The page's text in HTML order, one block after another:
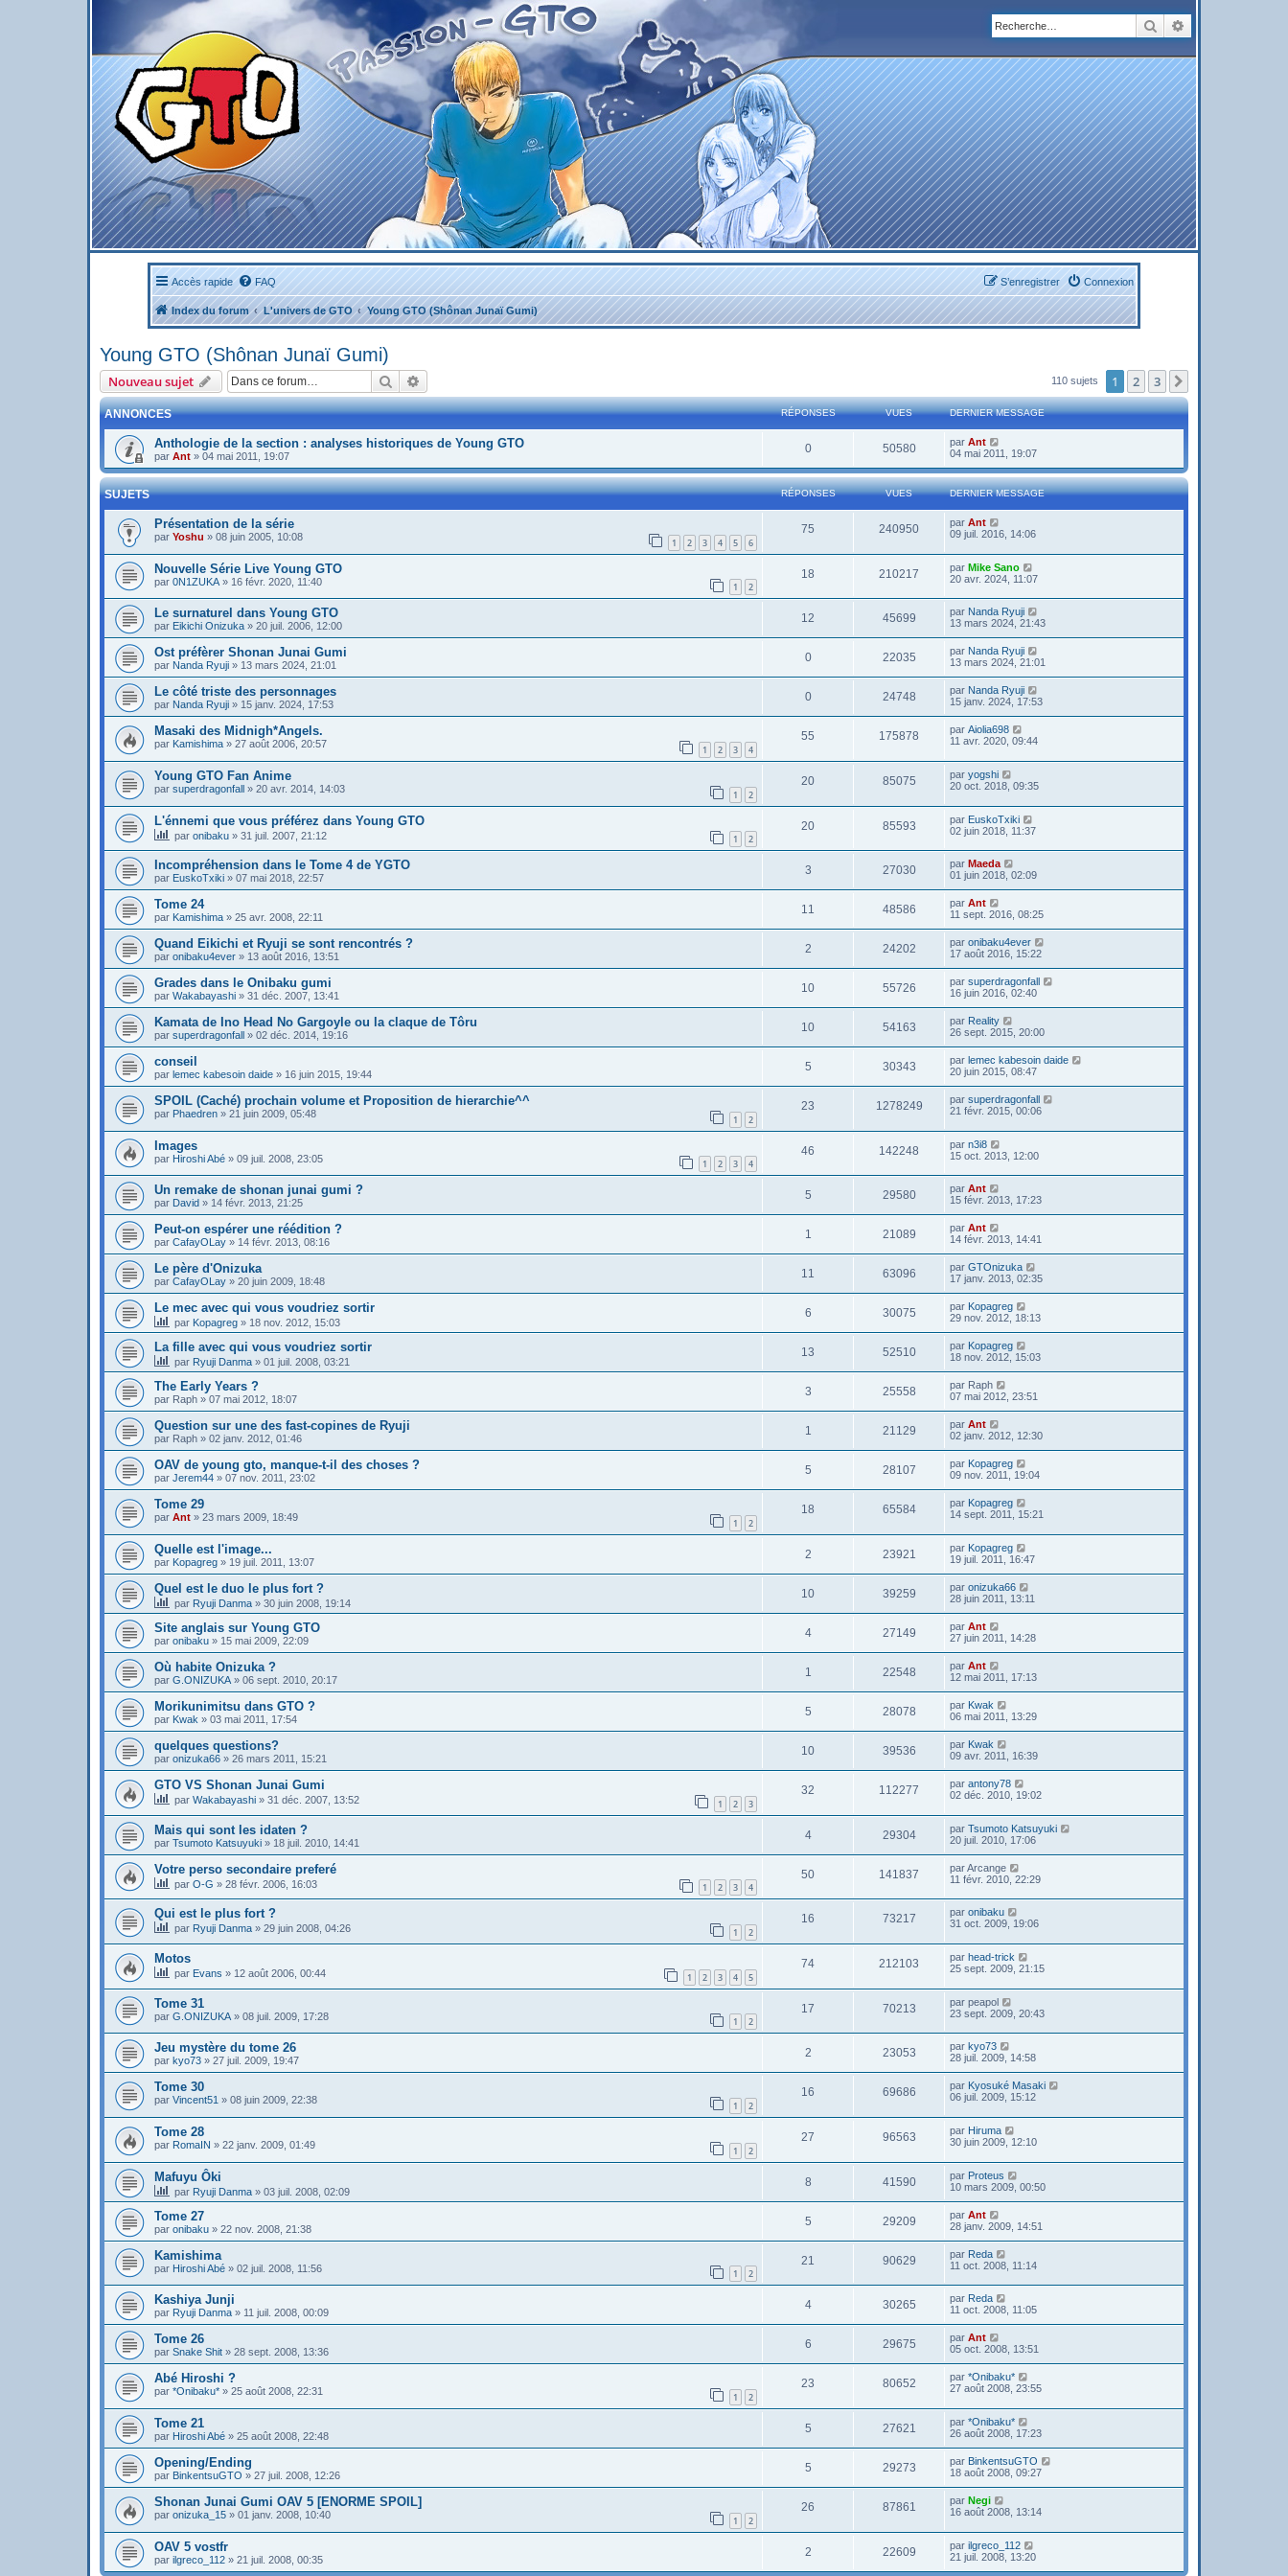
Rechercher
Accès rapide FAQ Connexion
S’enregistrer
Index du forum L'univers de GTO Young GTO (Shônan Junaï Gumi)
Young GTO (Shônan Junaï Gumi)
Nouveau sujet Rechercher 110 sujets 1 2 3
ANNONCES RÉPONSES VUES DERNIER MESSAGE
Anthologie de la section : analyses historiques de Young GTO
par Ant » 04 mai 2011, 19:07
0 50580 par Ant
04 mai 2011, 19:07
SUJETS RÉPONSES VUES DERNIER MESSAGE
Présentation de la série
par Yoshu » 08 juin 2005, 10:08 1 2 3 4 5 6
75 240950 par Ant
09 juil. 2016, 14:06
Nouvelle Série Live Young GTO
par 0N1ZUKA » 16 févr. 2020, 11:40 1 2
18 210217 par Mike Sano
20 avr. 2024, 11:07
Le surnaturel dans Young GTO
par Eikichi Onizuka » 20 juil. 2006, 12:00
12 45699 par Nanda Ryuji
13 mars 2024, 21:43
Ost préfèrer Shonan Junai Gumi
par Nanda Ryuji » 13 mars 2024, 21:01
0 22035 par Nanda Ryuji
13 mars 2024, 21:01
Le côté triste des personnages
par Nanda Ryuji » 15 janv. 2024, 17:53
0 24748 par Nanda Ryuji
15 janv. 2024, 17:53
Masaki des Midnigh*Angels.
par Kamishima » 27 août 2006, 20:57 1 2 3 4
55 175878 par Aiolia698
11 avr. 2020, 09:44
Young GTO Fan Anime
par superdragonfall » 20 avr. 2014, 14:03 1 2
20 85075 par yogshi
20 oct. 2018, 09:35
L'énnemi que vous préférez dans Young GTO
par onibaku » 31 juil. 2007, 21:12 1 2
20 85593 par EuskoTxiki
02 juin 2018, 11:37
Incompréhension dans le Tome 4 de YGTO
par EuskoTxiki » 07 mai 2018, 22:57
3 27030 par Maeda
01 juin 2018, 02:09
Tome 24
par Kamishima » 25 avr. 2008, 22:11
11 48586 par Ant
11 sept. 2016, 08:25
Quand Eikichi et Ryuji se sont rencontrés ?
par onibaku4ever » 13 août 2016, 13:51
2 24202 par onibaku4ever
17 août 2016, 15:22
Grades dans le Onibaku gumi
par Wakabayashi » 31 déc. 2007, 13:41
10 55726 par superdragonfall
16 juin 2016, 02:40
Kamata de Ino Head No Gargoyle ou la claque de Tôru
par superdragonfall » 02 déc. 2014, 19:16
10 54163 par Reality
26 sept. 2015, 20:00
conseil
par lemec kabesoin daide » 16 juin 2015, 19:44
5 30343 par lemec kabesoin daide
20 juin 2015, 08:47
SPOIL (Caché) prochain volume et Proposition de hierarchie^^
par Phaedren » 21 juin 2009, 05:48 1 2
23 1278249 par superdragonfall
21 févr. 2015, 00:06
Images
par Hiroshi Abé » 09 juil. 2008, 23:05 1 2 3 4
46 142248 par n3i8
15 oct. 2013, 12:00
Un remake de shonan junai gumi ?
par David » 14 févr. 2013, 21:25
5 29580 par Ant
15 févr. 2013, 17:23
Peut-on espérer une réédition ?
par CafayOLay » 14 févr. 2013, 08:16
1 21089 par Ant
14 févr. 2013, 14:41
Le père d'Onizuka
par CafayOLay » 20 juin 2009, 18:48
11 63096 par GTOnizuka
17 janv. 2013, 02:35
Le mec avec qui vous voudriez sortir
par Kopagreg » 18 nov. 2012, 15:03
6 30075 par Kopagreg
29 nov. 2012, 18:13
La fille avec qui vous voudriez sortir
par Ryuji Danma » 01 juil. 2008, 03:21
13 52510 par Kopagreg
18 nov. 2012, 15:03
The Early Years ?
par Raph » 07 mai 2012, 18:07
3 25558 par Raph
07 mai 2012, 23:51
Question sur une des fast-copines de Ryuji
par Raph » 02 janv. 2012, 01:46
1 21129 par Ant
02 janv. 2012, 12:30
OAV de young gto, manque-t-il des choses ?
par Jerem44 » 07 nov. 2011, 23:02
5 28107 par Kopagreg
09 nov. 2011, 19:04
Tome 29
par Ant » 23 mars 2009, 18:49 1 2
18 65584 par Kopagreg
14 sept. 2011, 15:21
Quelle est l'image...
par Kopagreg » 19 juil. 2011, 13:07
2 23921 par Kopagreg
19 juil. 2011, 16:47
Quel est le duo le plus fort ?
par Ryuji Danma » 30 juin 2008, 19:14
10 39259 par onizuka66
28 juin 2011, 13:11
Site anglais sur Young GTO
par onibaku » 15 mai 2009, 22:09
4 27149 par Ant
27 juin 2011, 14:28
Où habite Onizuka ?
par G.ONIZUKA » 06 sept. 2010, 20:17
1 22548 par Ant
12 mai 2011, 17:13
Morikunimitsu dans GTO ?
par Kwak » 03 mai 2011, 17:54
5 28078 par Kwak
06 mai 2011, 13:29
quelques questions?
par onizuka66 » 26 mars 2011, 15:21
10 39536 par Kwak
09 avr. 2011, 16:39
GTO VS Shonan Junai Gumi
par Wakabayashi » 31 déc. 2007, 13:52 1 2 3
32 112277 par antony78
02 déc. 2010, 19:02
Mais qui sont les idaten ?
par Tsumoto Katsuyuki » 18 juil. 2010, 14:41
4 29304 par Tsumoto Katsuyuki
20 juil. 2010, 17:06
Votre perso secondaire preferé
par O-G » 28 févr. 2006, 16:03 1 2 3 4
50 141837 parArcange
11 févr. 2010, 22:29
Qui est le plus fort ?
par Ryuji Danma » 29 juin 2008, 04:26 1 2
16 73217 par onibaku
31 oct. 2009, 19:06
Motos
par Evans » 12 août 2006, 00:44 1 2 3 4 5
74 212103 par head-trick
25 sept. 2009, 21:15
Tome 31
par G.ONIZUKA » 08 juil. 2009, 17:28 1 2
17 70213 par peapol
23 sept. 2009, 20:43
Jeu mystère du tome 26
par kyo73 » 27 juil. 2009, 19:47
2 23053 par kyo73
28 juil. 2009, 14:58
Tome 30
par Vincent51 » 08 juin 2009, 22:38 1 2
16 69686 par Kyosuké Masaki
06 juil. 2009, 15:12
Tome 28
par RomaIN » 22 janv. 2009, 01:49 1 2
27 96563 par Hiruma
30 juin 2009, 12:10
Mafuyu Ôki
par Ryuji Danma » 03 juil. 2008, 02:09
8 41590 par Proteus
10 mars 2009, 00:50
Tome 27
par onibaku » 22 nov. 2008, 21:38
5 29209 par Ant
28 janv. 2009, 14:51
Kamishima
par Hiroshi Abé » 02 juil. 2008, 11:56 1 2
21 90629 par Reda
11 oct. 2008, 11:14
Kashiya Junji
par Ryuji Danma » 11 juil. 2008, 00:09
4 30265 par Reda
11 oct. 2008, 11:05
Tome 26
par Snake Shit » 28 sept. 2008, 13:36
6 29675 par Ant
05 oct. 2008, 13:51
Abé Hiroshi ?
par *Onibaku* » 25 août 2008, 22:31 1 2
23 80652 par *Onibaku*
27 août 2008, 23:55
Tome 21
par Hiroshi Abé » 25 août 2008, 22:48
5 27621 par *Onibaku*
26 août 2008, 17:23
Opening/Ending
par BinkentsuGTO » 27 juil. 2008, 12:26
5 29273 par BinkentsuGTO
18 août 2008, 09:27
Shonan Junai Gumi OAV 5 [ENORME SPOIL]
par onizuka_15 » 01 janv. 2008, 10:40 1 2
26 87861 par Negi
16 août 2008, 13:14
OAV 5 vostfr
par ilgreco_112 » 21 juil. 2008, 00:35
2 22609 par ilgreco_112
21 juil. 2008, 13:20